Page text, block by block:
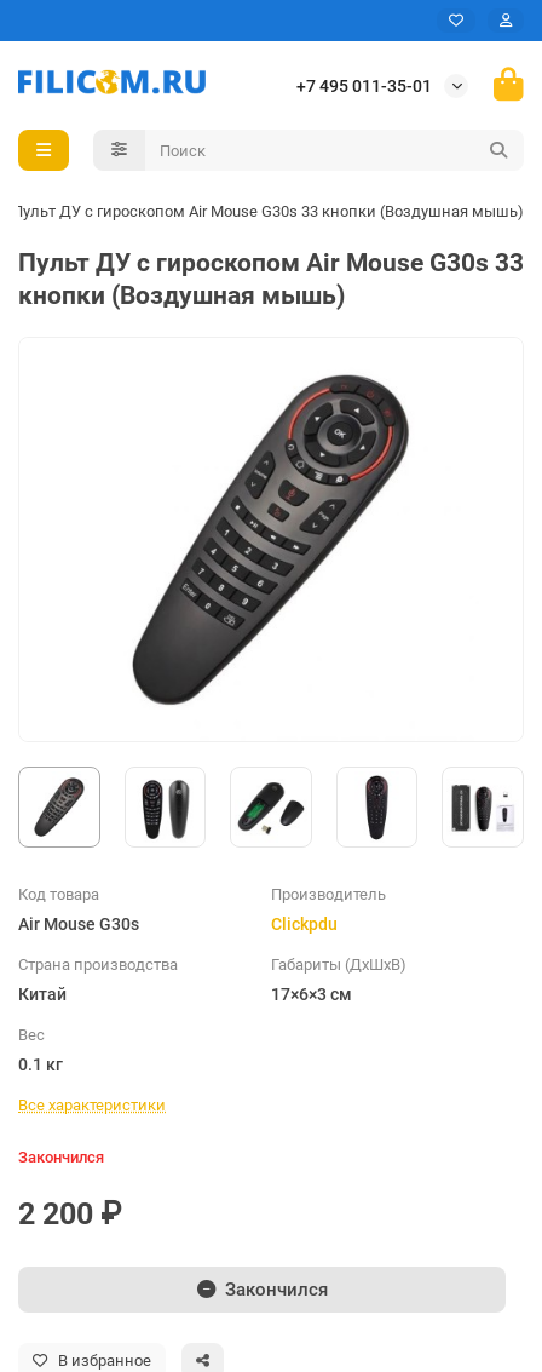
+7 495 011-35-01
Пульт ДУ с гироскопом Air Mouse G30s 33 кнопки (Воздушная мышь)
Пульт ДУ с гироскопом Air Mouse G30s 33
кнопки (Воздушная мышь)
Код товара
Air Mouse G30s
Производитель
Clickpdu
Страна производства
Китай
Габариты (ДхШхВ)
17×6×3 см
Вес
0.1 кг
Все характеристики
Закончился
2 200 ₽
Закончился
В избранное